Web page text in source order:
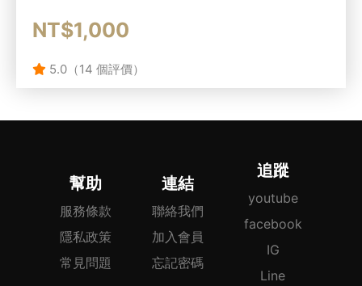
NT$1,000
5.0（14 個評價）
幫助
服務條款
隱私政策
常見問題
連結
聯絡我們
加入會員
忘記密碼
追蹤
youtube
facebook
IG
Line